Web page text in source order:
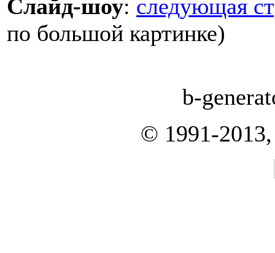
Слайд-шоу: следующая
по большой картинке)
b-
© 1991-